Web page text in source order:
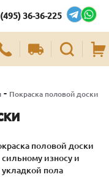
36-36-225
- Покраска половой доски
износу и
пола